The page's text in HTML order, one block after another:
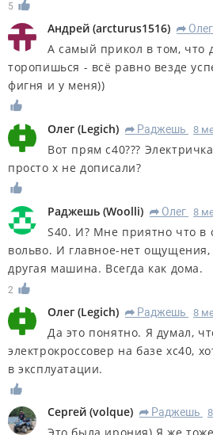
5
Андрей (arcturus1516) R Олег
А самый прикол в том, что
торопишься - всё равно везде
фигня и у меня))
Олег (Legich) R Раджешь 8
Вот прям с40???
просто х не дописали?
Раджешь (Woolli) R Олег 8
S40. И? Мне приятно что в
вольво. И главное-нет ощущения,
другая машина. Всегда как дома.
2
Олег (Legich) R Раджешь 8
Да это понятно. Я думал,
электрокроссовер на базе хс40,
в эксплуатации.
Сергей (volque) R Раджешь